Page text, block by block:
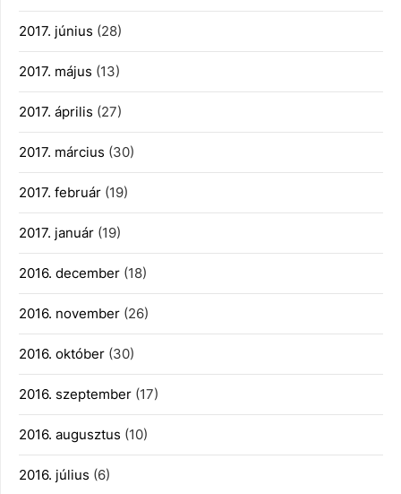
2017. június (28)
2017. május (13)
2017. április (27)
2017. március (30)
2017. február (19)
2017. január (19)
2016. december (18)
2016. november (26)
2016. október (30)
2016. szeptember (17)
2016. augusztus (10)
2016. július (6)